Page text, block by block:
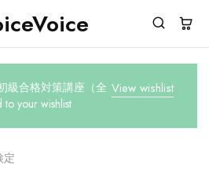
View wishlist
級合格対策講座（全
your wishlist
定